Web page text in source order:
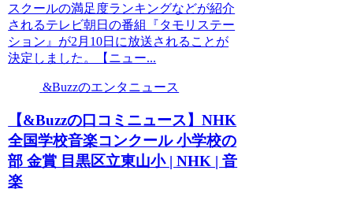
スクールの満足度ランキングなどが紹介
されるテレビ朝日の番組『タモリステー
ション』が2月10日に放送されることが
決定しました。【ニュー...
&Buzzのエンタニュース
【&Buzzの口コミニュース】NHK
全国学校音楽コンクール 小学校の
部 金賞 目黒区立東山小 | NHK | 音
楽